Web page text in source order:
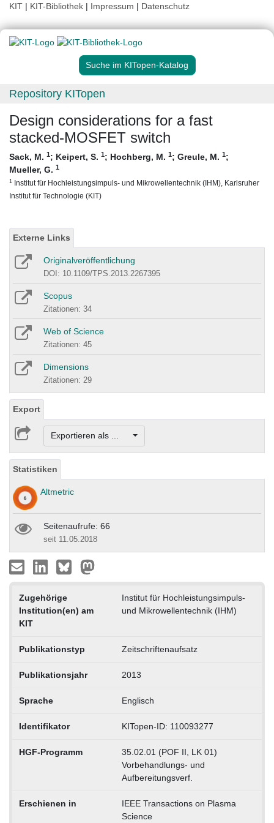
KIT | KIT-Bibliothek | Impressum | Datenschutz
Suche im KITopen-Katalog
Repository KITopen
Design considerations for a fast
stacked-MOSFET switch
Sack, M. 1; Keipert, S. 1; Hochberg, M. 1; Greule, M. 1;
Mueller, G. 1
1 Institut für Hochleistungsimpuls- und Mikrowellentechnik (IHM), Karlsruher
Institut für Technologie (KIT)
Externe Links
Originalveröffentlichung
DOI: 10.1109/TPS.2013.2267395
Scopus
Zitationen: 34
Web of Science
Zitationen: 45
Dimensions
Zitationen: 29
Export
Exportieren als ...
Statistiken
Altmetric
Seitenaufrufe: 66
seit 11.05.2018
Zugehörige
Institution(en) am
KIT
Institut für Hochleistungsimpuls-
und Mikrowellentechnik (IHM)
Publikationstyp Zeitschriftenaufsatz
Publikationsjahr 2013
Sprache Englisch
Identifikator KITopen-ID: 110093277
HGF-Programm
35.02.01 (POF II, LK 01)
Vorbehandlungs- und
Aufbereitungsverf.
Erschienen in
IEEE Transactions on Plasma
Science